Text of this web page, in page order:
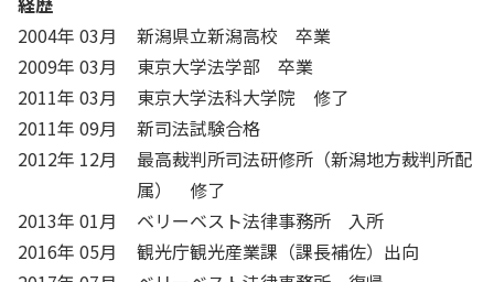
2004年 03月
新潟県立新潟高校 卒業
2009年 03月
東京大学法学部 卒業
2011年 03月
東京大学法科大学院 修了
2011年 09月
新司法試験合格
2012年 12月
最高裁判所司法研修所（新潟地方裁判所配
属） 修了
2013年 01月
ベリーベスト法律事務所 入所
2016年 05月
観光庁観光産業課（課長補佐）出向